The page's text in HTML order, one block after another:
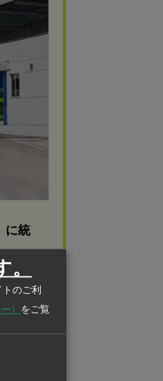
に統
配送事
とで、ワ
のご利
） をご覧